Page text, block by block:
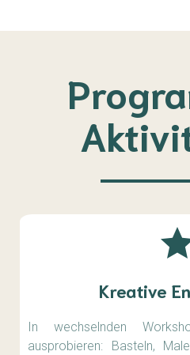
Kreative
In wechselnden
ausprobieren: Basteln,